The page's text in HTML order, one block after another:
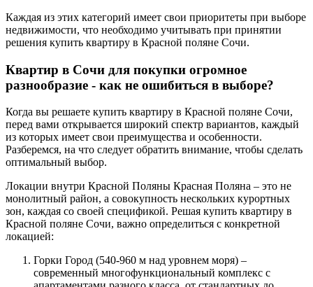
Каждая из этих категорий имеет свои приоритеты при выборе
недвижимости, что необходимо учитывать при принятии
решения купить квартиру в Красной поляне Сочи.
Квартир в Сочи для покупки огромное
разнообразие - как не ошибиться в выборе?
Когда вы решаете купить квартиру в Красной поляне Сочи,
перед вами открывается широкий спектр вариантов, каждый
из которых имеет свои преимущества и особенности.
Разберемся, на что следует обратить внимание, чтобы сделать
оптимальный выбор.
Локации внутри Красной Поляны Красная Поляна – это не
монолитный район, а совокупность нескольких курортных
зон, каждая со своей спецификой. Решая купить квартиру в
Красной поляне Сочи, важно определиться с конкретной
локацией:
Горки Город (540-960 м над уровнем моря) –
современный многофункциональный комплекс с